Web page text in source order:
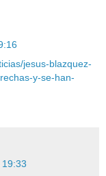
jesus-blazquez-
y-se-han-